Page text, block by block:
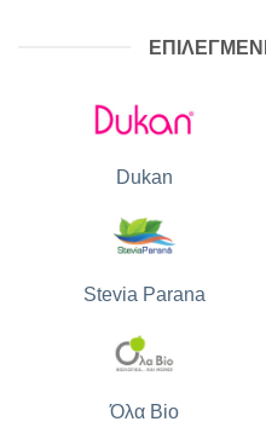
Dukan
Stevia Parana
Όλα Bio